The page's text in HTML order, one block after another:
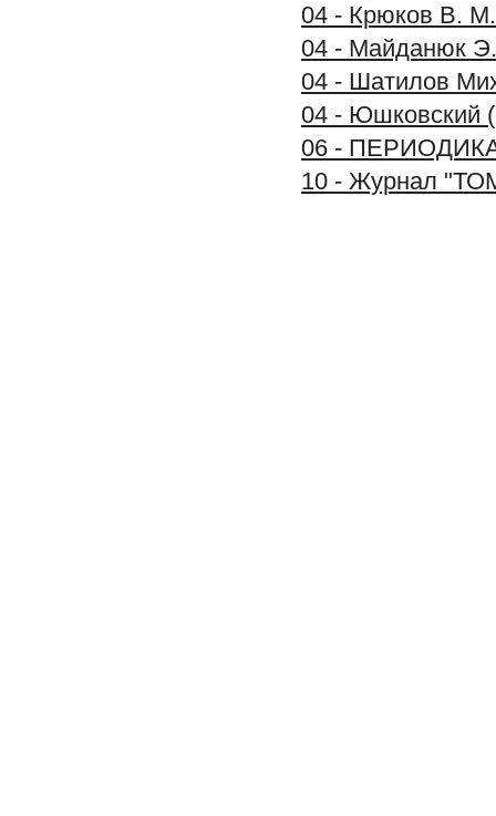
04 - Крюков В.
04 - Майданюк Э.
04 - Шатилов
04 - Юшковский
06 -
10 - Журнал